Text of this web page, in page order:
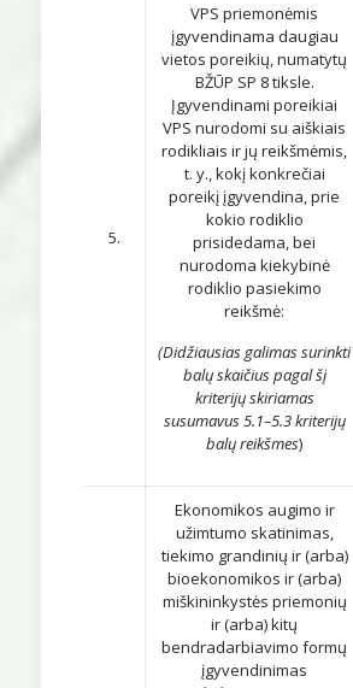
5.
VPS priemonėmis
įgyvendinama daugiau
vietos poreikių, numatytų
BŽŪP SP 8 tiksle.
Įgyvendinami poreikiai
VPS nurodomi su aiškiais
rodikliais ir jų reikšmėmis,
t. y., kokį konkrečiai
poreikį įgyvendina, prie
kokio rodiklio
prisidedama, bei
nurodoma kiekybinė
rodiklio pasiekimo
reikšmė:
(Didžiausias galimas surinkti
balų skaičius pagal šį
kriterijų skiriamas
susumavus 5.1–5.3 kriterijų
balų reikšmes)
Ekonomikos augimo ir
užimtumo skatinimas,
tiekimo grandinių ir (arba)
bioekonomikos ir (arba)
miškininkystės priemonių
ir (arba) kitų
bendradarbiavimo formų
įgyvendinimas